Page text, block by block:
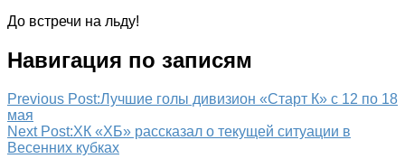
До встречи на льду!
Навигация по записям
Previous Post:Лучшие голы дивизион «Старт К» с 12 по 18
мая
Next Post:ХК «ХБ» рассказал о текущей ситуации в
Весенних кубках